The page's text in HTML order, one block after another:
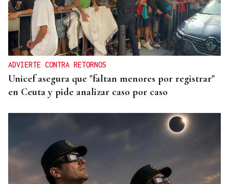
ADVIERTE CONTRA RETORNOS
Unicef asegura que "faltan menores por registrar"
en Ceuta y pide analizar caso por caso